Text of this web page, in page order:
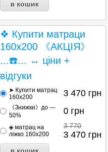
❖ Купити матраци
160х200 《АКЦІЯ》
...☎️... ↔ ціни +
відгуки
➤ Купити матрац
160х200
3 470 грн
《Знижки》до —
50%
0 грн
◈ матрац на
ліжко 160х200
3 770
3 470 грн